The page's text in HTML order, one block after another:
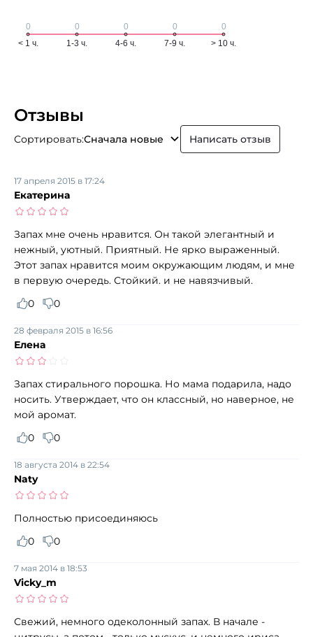
Отзывы
Сортировать:Сначала новые Написать отзыв
Екатерина
17 апреля 2015 в 17:24
Запах мне очень нравится. Он такой элегантный и
нежный, уютный. Приятный. Не ярко выраженный.
Этот запах нравится моим окружающим людям, и мне
в первую очередь. Стойкий. и не навязчивый.
0
0
Елена
28 февраля 2015 в 16:56
Запах стирального порошка. Но мама подарила, надо
носить. Утверждает, что он классный, но наверное, не
мой аромат.
0
0
Naty
18 августа 2014 в 22:54
Полностью присоединяюсь
0
0
Vicky_m
7 мая 2014 в 18:53
Свежий, немного одеколонный запах. В начале -